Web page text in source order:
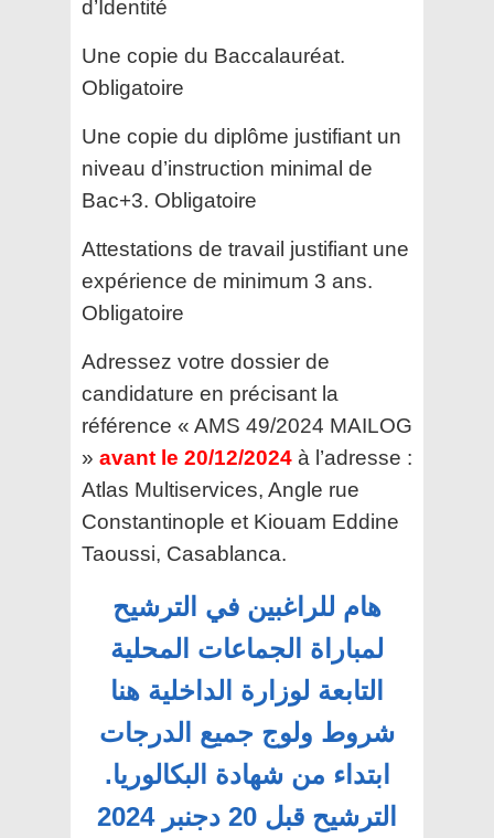
d’Identité
Une copie du Baccalauréat.
Obligatoire
Une copie du diplôme justifiant un
niveau d’instruction minimal de
Bac+3. Obligatoire
Attestations de travail justifiant une
expérience de minimum 3 ans.
Obligatoire
Adressez votre dossier de
candidature en précisant la
référence « AMS 49/2024 MAILOG
» avant le 20/12/2024 à l’adresse :
Atlas Multiservices, Angle rue
Constantinople et Kiouam Eddine
Taoussi, Casablanca.
هام للراغبين في الترشيح
لمباراة الجماعات المحلية
التابعة لوزارة الداخلية هنا
شروط ولوج جميع الدرجات
ابتداء من شهادة البكالوريا.
الترشيح قبل 20 دجنبر 2024